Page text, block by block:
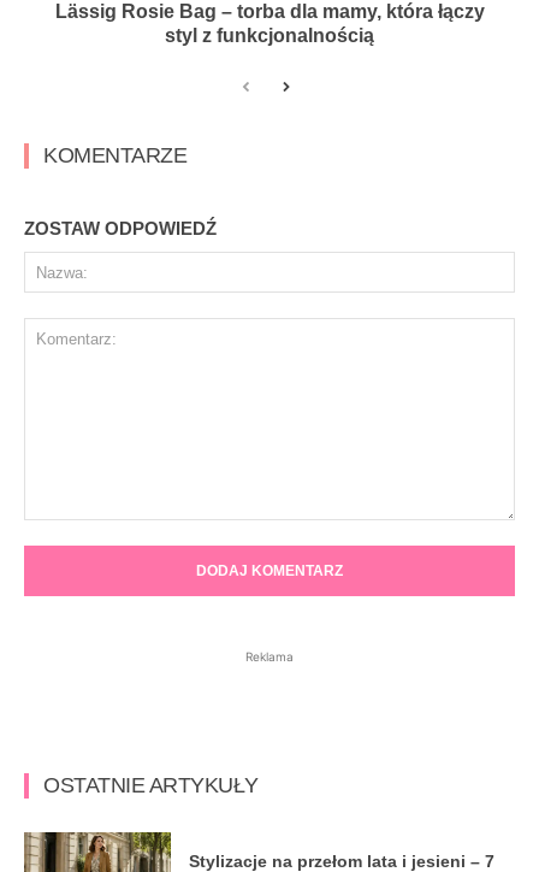
Lässig Rosie Bag – torba dla mamy, która łączy
styl z funkcjonalnością
KOMENTARZE
ZOSTAW ODPOWIEDŹ
Reklama
OSTATNIE ARTYKUŁY
Stylizacje na przełom lata i jesieni – 7